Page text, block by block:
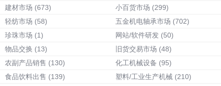
建材市场 (673) 小百货市场 (299)
轻纺市场 (58) 五金机电轴承市场 (702)
珍珠市场 (1) 网站/软件研发 (50)
物品交换 (13) 旧货交易市场 (48)
农副产品销售 (130) 化工机械设备 (95)
食品饮料出售 (139) 塑料/工业生产机械 (210)